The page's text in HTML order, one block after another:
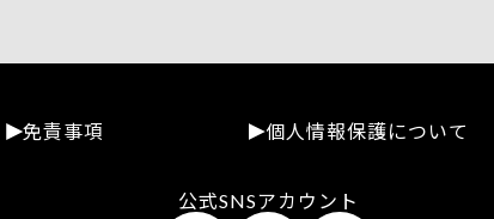
免責事項 個人情報保護について
公式SNSアカウント